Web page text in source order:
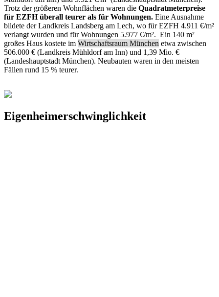
Trotz der größeren Wohnflächen waren die Quadratmeterpreise
für EZFH überall teurer als für Wohnungen. Eine Ausnahme
bildete der Landkreis Landsberg am Lech, wo für EZFH 4.911 €/m²
verlangt wurden und für Wohnungen 5.977 €/m². Ein 140 m²
großes Haus kostete im Wirtschaftsraum München etwa zwischen
506.000 € (Landkreis Mühldorf am Inn) und 1,39 Mio. €
(Landeshauptstadt München). Neubauten waren in den meisten
Fällen rund 15 % teurer.
Eigenheimerschwinglichkeit